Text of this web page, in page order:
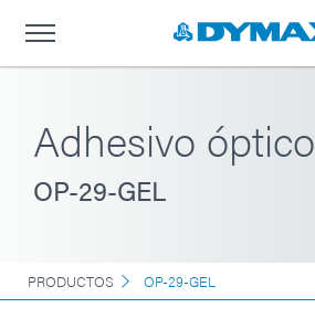
Adhesivo óptico
OP-29-GEL
PRODUCTOS OP-29-GEL